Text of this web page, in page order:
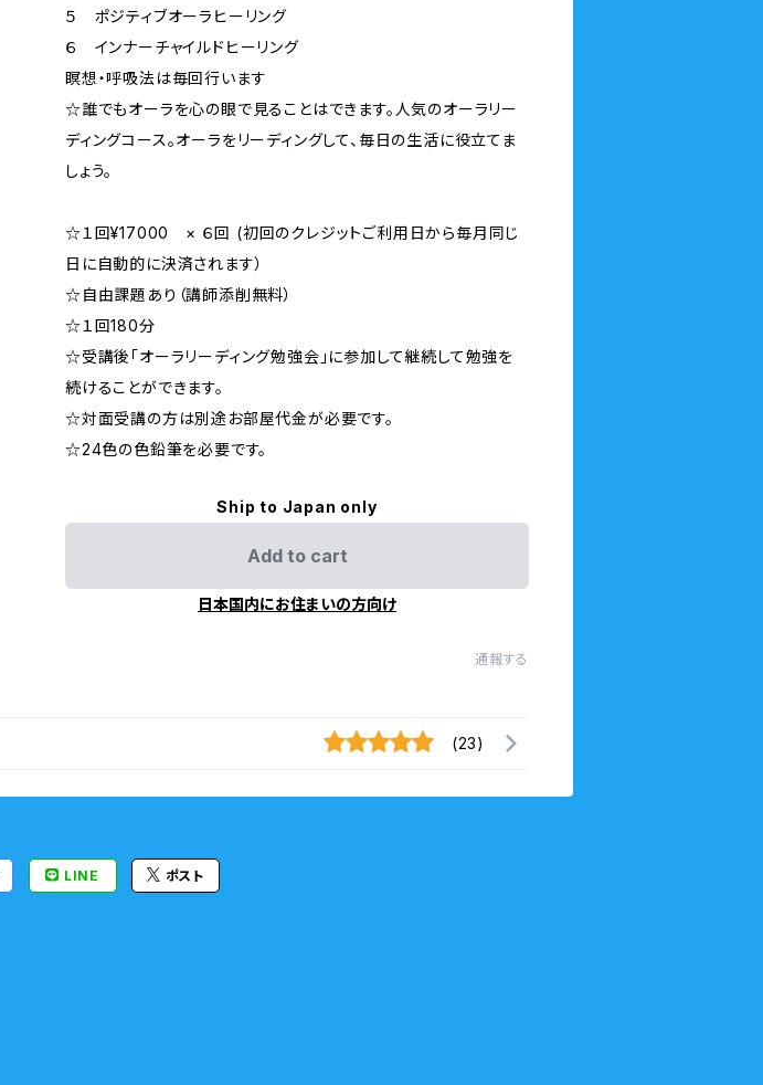
５ ポジティブオーラヒーリング
６ インナーチャイルドヒーリング
瞑想・呼吸法は毎回行います
☆誰でもオーラを心の眼で見ることはできます。人気のオーラリー
ディングコース。オーラをリーディングして、毎日の生活に役立てま
しょう。
☆１回¥17000 × ６回 (初回のクレジットご利用日から毎月同じ
日に自動的に決済されます）
☆自由課題あり（講師添削無料）
☆１回180分
☆受講後「オーラリーディング勉強会」に参加して継続して勉強を
続けることができます。
☆対面受講の方は別途お部屋代金が必要です。
☆24色の色鉛筆を必要です。
Ship to Japan only
Add to cart
日本国内にお住まいの方向け
通報する
(23)
LINE ポスト